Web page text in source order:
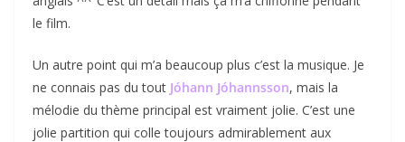
le film.
Un autre point qui m’a beaucoup plus c’est la musique. Je
ne connais pas du tout Jóhann Jóhannsson, mais la
mélodie du thème principal est vraiment jolie. C’est une
jolie partition qui colle toujours admirablement aux